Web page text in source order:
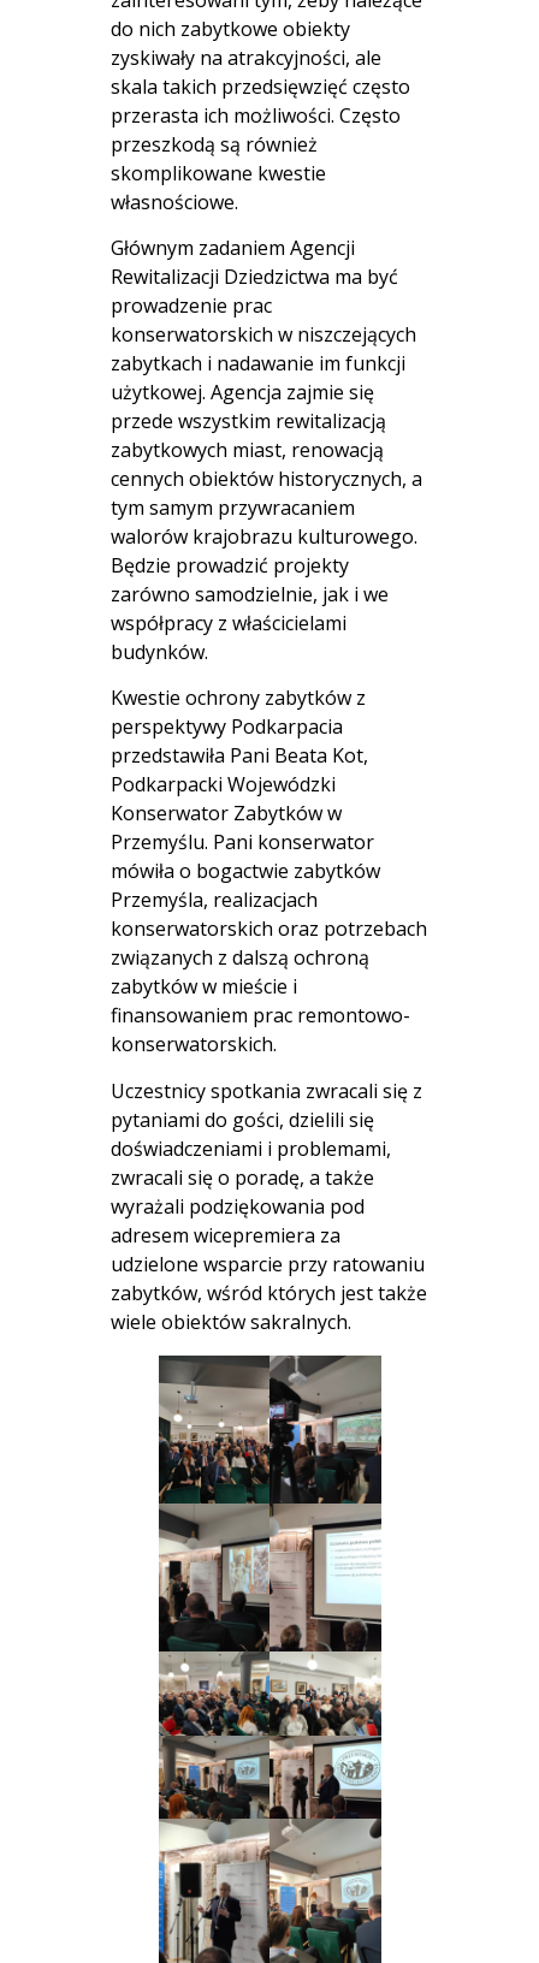
do nich zabytkowe obiekty
zyskiwały na atrakcyjności, ale
skala takich przedsięwzięć często
przerasta ich możliwości. Często
przeszkodą są również
skomplikowane kwestie
własnościowe.
Głównym zadaniem Agencji
Rewitalizacji Dziedzictwa ma być
prowadzenie prac
konserwatorskich w niszczejących
zabytkach i nadawanie im funkcji
użytkowej. Agencja zajmie się
przede wszystkim rewitalizacją
zabytkowych miast, renowacją
cennych obiektów historycznych, a
tym samym przywracaniem
walorów krajobrazu kulturowego.
Będzie prowadzić projekty
zarówno samodzielnie, jak i we
współpracy z właścicielami
budynków.
Kwestie ochrony zabytków z
perspektywy Podkarpacia
przedstawiła Pani Beata Kot,
Podkarpacki Wojewódzki
Konserwator Zabytków w
Przemyślu. Pani konserwator
mówiła o bogactwie zabytków
Przemyśla, realizacjach
konserwatorskich oraz potrzebach
związanych z dalszą ochroną
zabytków w mieście i
finansowaniem prac remontowo-
konserwatorskich.
Uczestnicy spotkania zwracali się z
pytaniami do gości, dzielili się
doświadczeniami i problemami,
zwracali się o poradę, a także
wyrażali podziękowania pod
adresem wicepremiera za
udzielone wsparcie przy ratowaniu
zabytków, wśród których jest także
wiele obiektów sakralnych.